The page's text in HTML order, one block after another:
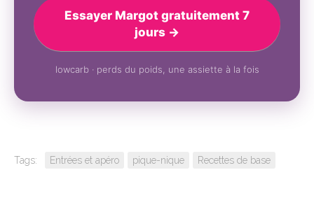
Essayer Margot gratuitement 7
jours →
lowcarb · perds du poids, une assiette à la fois
Tags: Entrées et apéro pique-nique Recettes de base